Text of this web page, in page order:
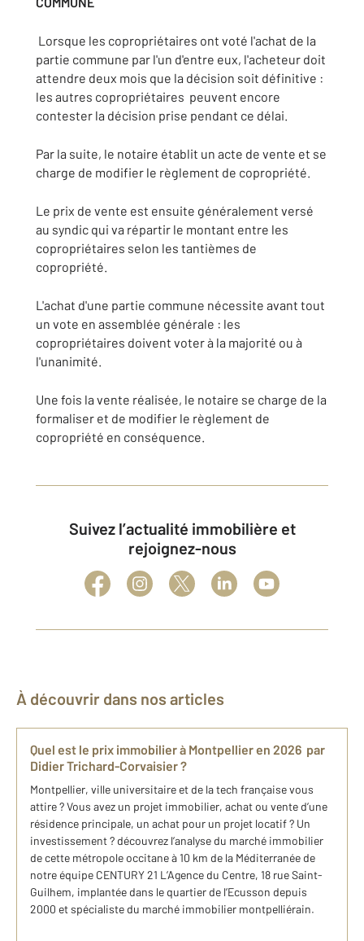
Lorsque les copropriétaires ont voté l'achat de la
partie commune par l'un d'entre eux, l'acheteur doit
attendre deux mois que la décision soit définitive :
les autres copropriétaires peuvent encore
contester la décision prise pendant ce délai.
Par la suite, le notaire établit un acte de vente et se
charge de modifier le règlement de copropriété.
Le prix de vente est ensuite généralement versé
au syndic qui va répartir le montant entre les
copropriétaires selon les tantièmes de
copropriété.
L'achat d'une partie commune nécessite avant tout
un vote en assemblée générale : les
copropriétaires doivent voter à la majorité ou à
l'unanimité.
Une fois la vente réalisée, le notaire se charge de la
formaliser et de modifier le règlement de
copropriété en conséquence.
Suivez l’actualité immobilière et
rejoignez-nous
À découvrir dans nos articles
Quel est le prix immobilier à Montpellier en 2026 par
Didier Trichard-Corvaisier ?
Montpellier, ville universitaire et de la tech française vous
attire ? Vous avez un projet immobilier, achat ou vente d’une
résidence principale, un achat pour un projet locatif ? Un
investissement ? découvrez l’analyse du marché immobilier
de cette métropole occitane à 10 km de la Méditerranée de
notre équipe CENTURY 21 L’Agence du Centre, 18 rue Saint-
Guilhem, implantée dans le quartier de l’Ecusson depuis
2000 et spécialiste du marché immobilier montpelliérain.